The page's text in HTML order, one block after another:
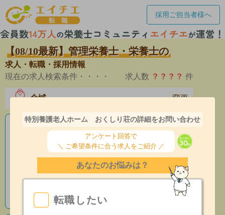
採用ご担当者様へ
【08/10最新】管理栄養士・栄養士の
求人・転職・採用情報
現在の求人検索条件・・・・
求人数 ？？？？ 件
全域 変更
老人ホームの栄養士求人
産休育休制度有
昇給あり
指導環境充実
特別養護老人ホーム おくしり荘の詳細をお問い合わせ
アンケート回答で
＼ ご希望条件に合う求人をご紹介 ／
あなたのお悩みは？
転職したい